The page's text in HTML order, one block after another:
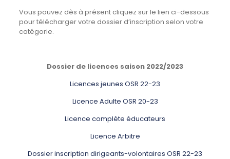
Vous pouvez dès à présent cliquez sur le lien ci-dessous
pour télécharger votre dossier d’inscription selon votre
catégorie.
Dossier de licences saison 2022/2023
Licences jeunes OSR 22-23
Licence Adulte OSR 20-23
Licence complète éducateurs
Licence Arbitre
Dossier inscription dirigeants-volontaires OSR 22-23